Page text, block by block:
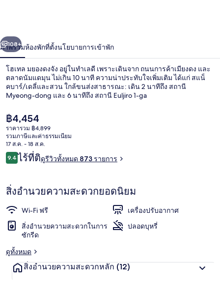
ดง
จัง
า
ถัดไป
108+
ภาพรวมห้องพักที่ตั้งนโยบายการเข้าพัก
โฮเทล มยองดงจัง อยู่ในทำเลดี เพราะเดินจาก ถนนการค้าเมียงดง และ
ตลาดนัมแดมุน ไม่เกิน 10 นาที ความน่าประทับใจเพิ่มเติม ได้แก่ สแน็
คบาร์/เดลี่และสวน ใกล้ขนส่งสาธารณะ: เดิน 2 นาทีถึง สถานี
Myeong-dong และ 6 นาทีถึง สถานี Euljiro 1-ga
ราคา
ปัจจุบัน
฿4,454
฿4,454
ราคารวม ฿4,899
รวมภาษีและค่าธรรมเนียม
17 ส.ค. - 18 ส.ค.
รีวิว
9.49.4 จาก 10
ไร้ที่ติดูรีวิวทั้งหมด 873 รายการ
สิ่งอำนวยความสะดวกยอดนิยม
Wi-Fi ฟรี
เครื่องปรับอากาศ
สิ่งอำนวยความสะดวกในการ
ซักรีด
ปลอดบุหรี่
ดูทั้งหมด
สิ่งอำนวยความสะดวกหลัก (12)